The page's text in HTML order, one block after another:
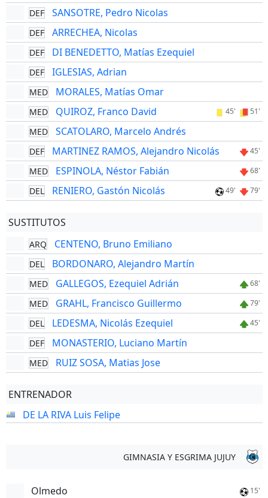
DEF SANSOTRE, Pedro Nicolas
DEF ARRECHEA, Nicolas
DEF DI BENEDETTO, Matías Ezequiel
DEF IGLESIAS, Adrian
MED MORALES, Matías Omar
MED QUIROZ, Franco David 45' 51'
MED SCATOLARO, Marcelo Andrés
DEF MARTINEZ RAMOS, Alejandro Nicolás 45'
MED ESPINOLA, Néstor Fabián 68'
DEL RENIERO, Gastón Nicolás 49' 79'
SUSTITUTOS
ARQ CENTENO, Bruno Emiliano
DEL BORDONARO, Alejandro Martín
MED GALLEGOS, Ezequiel Adrián 68'
MED GRAHL, Francisco Guillermo 79'
DEL LEDESMA, Nicolás Ezequiel 45'
DEF MONASTERIO, Luciano Martín
MED RUIZ SOSA, Matias Jose
ENTRENADOR
DE LA RIVA Luis Felipe
GIMNASIA Y ESGRIMA JUJUY
Olmedo 15'